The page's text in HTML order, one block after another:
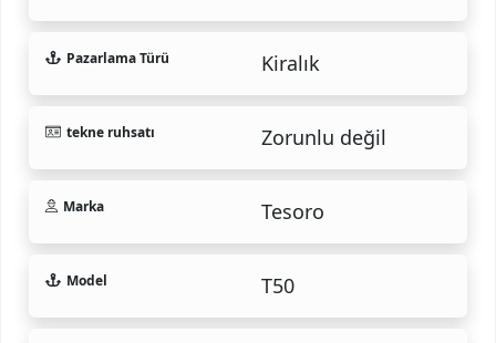
Pazarlama Türü Kiralık
tekne ruhsatı Zorunlu değil
Marka Tesoro
Model T50